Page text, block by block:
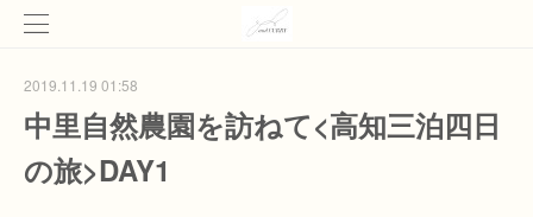
2019.11.19 01:58
中里自然農園を訪ねて<高知三泊四日
の旅>DAY1